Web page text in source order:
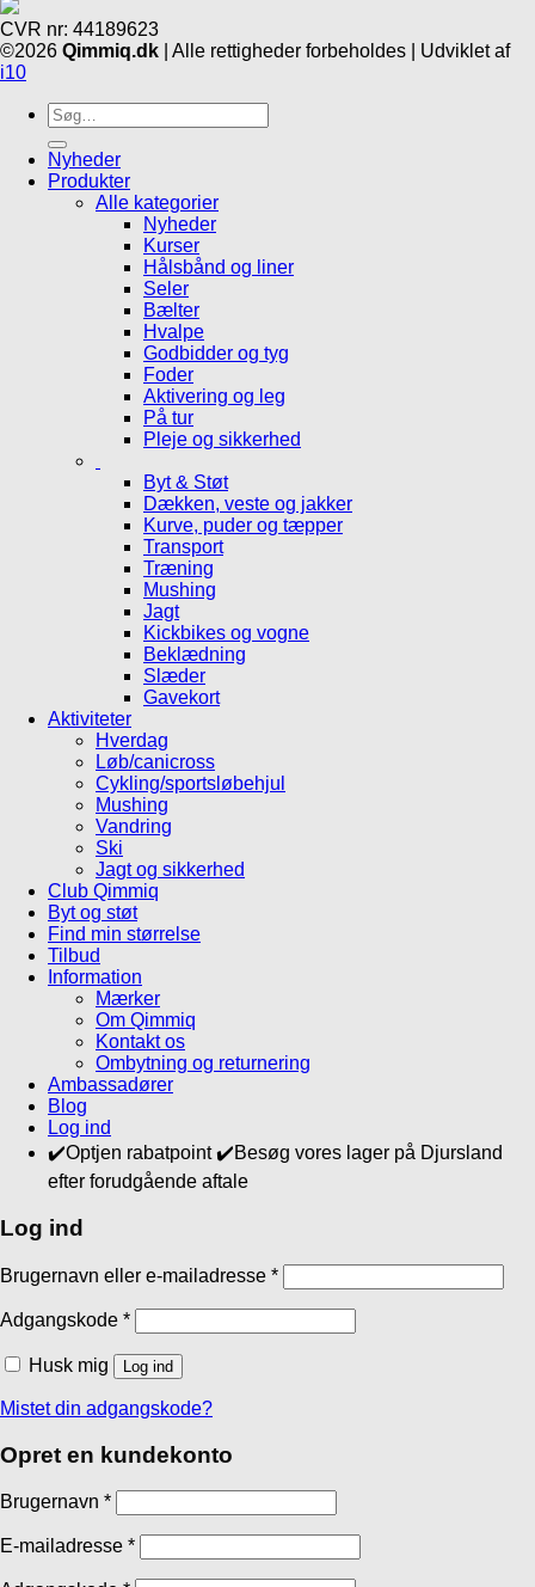
CVR nr: 44189623
©2026 Qimmiq.dk | Alle rettigheder forbeholdes | Udviklet af
i10
Søg
efter:
Nyheder
Produkter
Alle kategorier
Nyheder
Kurser
Hålsbånd og liner
Seler
Bælter
Hvalpe
Godbidder og tyg
Foder
Aktivering og leg
På tur
Pleje og sikkerhed
Byt & Støt
Dækken, veste og jakker
Kurve, puder og tæpper
Transport
Træning
Mushing
Jagt
Kickbikes og vogne
Beklædning
Slæder
Gavekort
Aktiviteter
Hverdag
Løb/canicross
Cykling/sportsløbehjul
Mushing
Vandring
Ski
Jagt og sikkerhed
Club Qimmiq
Byt og støt
Find min størrelse
Tilbud
Information
Mærker
Om Qimmiq
Kontakt os
Ombytning og returnering
Ambassadører
Blog
Log ind
✔️Optjen rabatpoint ✔️Besøg vores lager på Djursland
efter forudgående aftale
Log ind
Brugernavn eller e-mailadresse *
Adgangskode *
Husk mig Log ind
Mistet din adgangskode?
Opret en kundekonto
Brugernavn *
E-mailadresse *